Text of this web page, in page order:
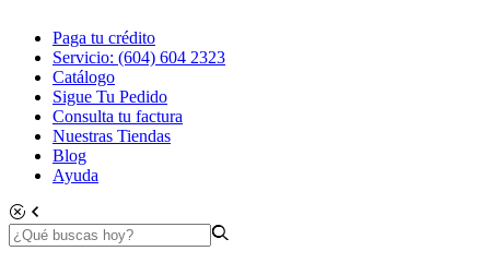
Paga tu crédito
Servicio: (604) 604 2323
Catálogo
Sigue Tu Pedido
Consulta tu factura
Nuestras Tiendas
Blog
Ayuda